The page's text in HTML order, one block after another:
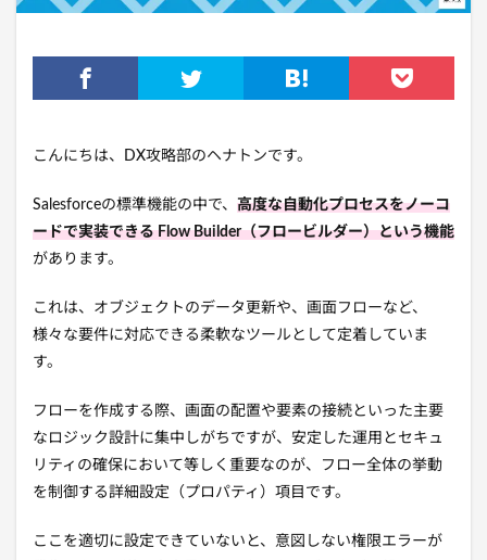
こんにちは、DX攻略部のヘナトンです。
Salesforceの標準機能の中で、 高度な自動化プロセスをノーコ
ードで実装できる Flow Builder（フロービルダー）という機能
があります。
これは、オブジェクトのデータ更新や、画面フローなど、
様々な要件に対応できる柔軟なツールとして定着していま
す。
フローを作成する際、画面の配置や要素の接続といった主要
なロジック設計に集中しがちですが、安定した運用とセキュ
リティの確保において等しく重要なのが、フロー全体の挙動
を制御する詳細設定（プロパティ）項目です。
ここを適切に設定できていないと、意図しない権限エラーが